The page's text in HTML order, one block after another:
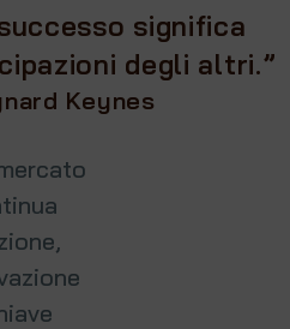
significa
degli altri.”
Keynes